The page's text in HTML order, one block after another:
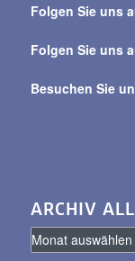
Folgen Sie uns
Folgen Sie uns
Besuchen Sie
ARCHIV